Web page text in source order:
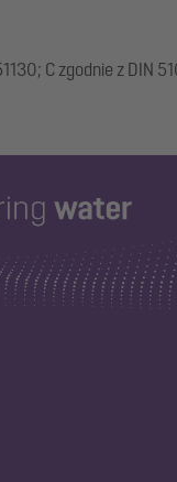
C zgodnie z DIN